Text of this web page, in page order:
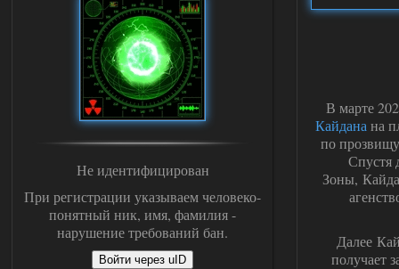
В марте
Кайдана на
по
Спустя
Зоны,
Далее
получает
Не идентифицирован
При регистрации указываем человеко-
понятный ник, имя, фамилия -
нарушение требований бан.
Войти через uID